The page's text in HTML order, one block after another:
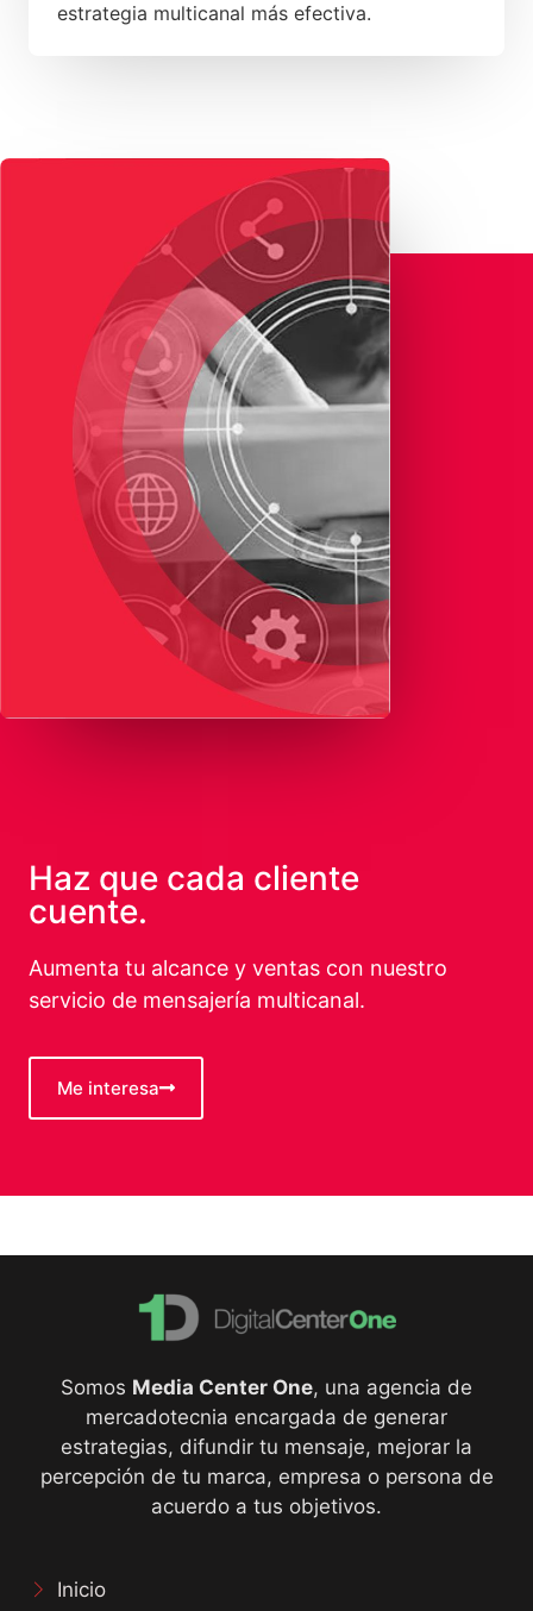
estrategia multicanal más efectiva.
Haz que cada cliente
cuente.
Aumenta tu alcance y ventas con nuestro
servicio de mensajería multicanal.
Me interesa
Somos Media Center One, una agencia de
mercadotecnia encargada de generar
estrategias, difundir tu mensaje, mejorar la
percepción de tu marca, empresa o persona de
acuerdo a tus objetivos.
Inicio